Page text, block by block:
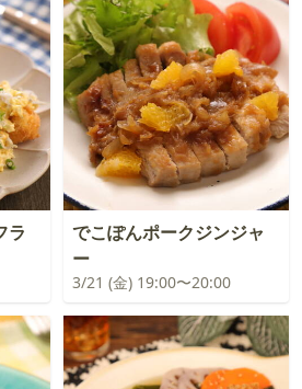
ラ
でこぽんポークジンジャ
ー
3/21 (金) 19:00〜20:00